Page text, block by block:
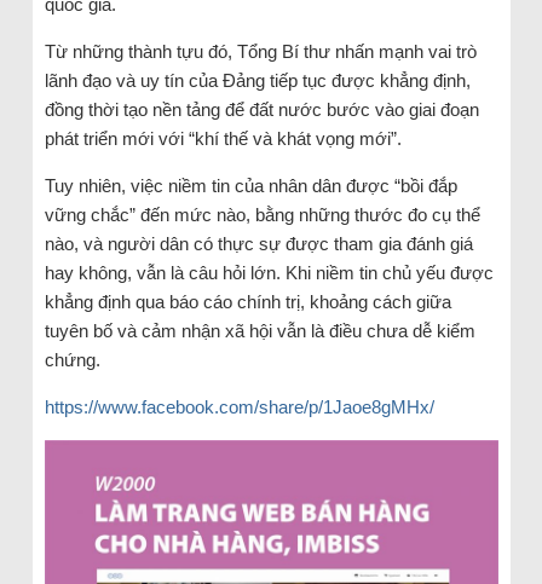
Từ những thành tựu đó, Tổng Bí thư nhấn mạnh vai trò
lãnh đạo và uy tín của Đảng tiếp tục được khẳng định,
đồng thời tạo nền tảng để đất nước bước vào giai đoạn
phát triển mới với “khí thế và khát vọng mới”.
Tuy nhiên, việc niềm tin của nhân dân được “bồi đắp
vững chắc” đến mức nào, bằng những thước đo cụ thể
nào, và người dân có thực sự được tham gia đánh giá
hay không, vẫn là câu hỏi lớn. Khi niềm tin chủ yếu được
khẳng định qua báo cáo chính trị, khoảng cách giữa
tuyên bố và cảm nhận xã hội vẫn là điều chưa dễ kiểm
chứng.
https://www.facebook.com/share/p/1Jaoe8gMHx/